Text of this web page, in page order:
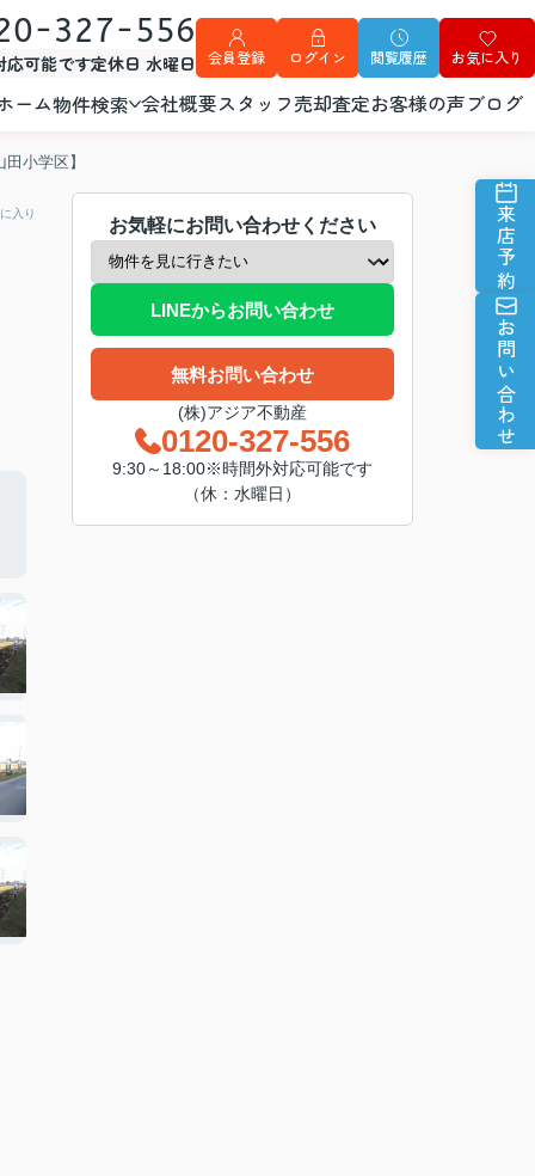
327-556
応可能です定休日 水曜日 会員登録 ログイン 閲覧履歴 お気に入り
ーム物件検索 会社概要スタッフ売却査定お客様の声ブログ
来店予約
お問い合わせ
小学区】
入り
お気軽にお問い合わせください
LINEからお問い合わせ
無料お問い合わせ
(株)アジア不動産
0120-327-556
9:30～18:00※時間外対応可能です
（休：水曜日）